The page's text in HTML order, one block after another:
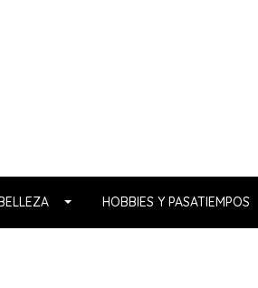
HOBBIES Y PASATIEMPOS